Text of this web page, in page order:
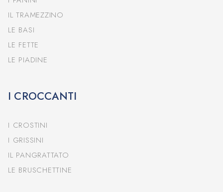
IL TRAMEZZINO
LE BASI
LE FETTE
LE PIADINE
I CROCCANTI
I CROSTINI
I GRISSINI
IL PANGRATTATO
LE BRUSCHETTINE